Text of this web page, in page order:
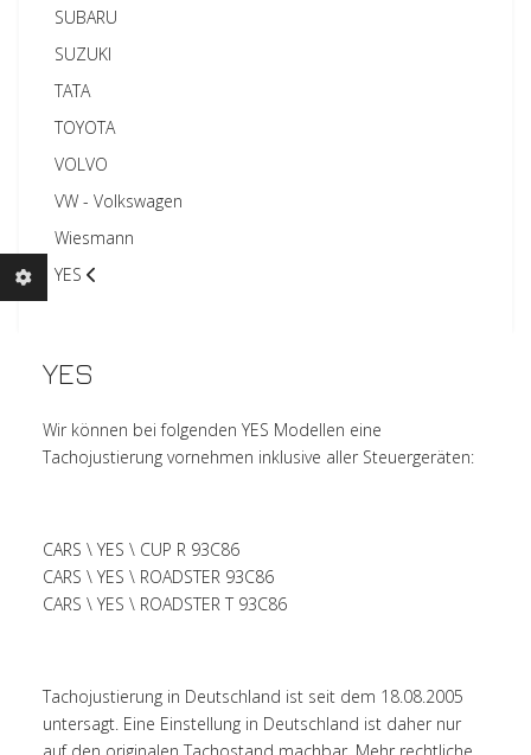
SUBARU
SUZUKI
TATA
TOYOTA
VOLVO
VW - Volkswagen
Wiesmann
YES
YES
Wir können bei folgenden YES Modellen eine
Tachojustierung vornehmen inklusive aller Steuergeräten:
CARS \ YES \ CUP R 93C86
CARS \ YES \ ROADSTER 93C86
CARS \ YES \ ROADSTER T 93C86
Tachojustierung in Deutschland ist seit dem 18.08.2005
untersagt. Eine Einstellung in Deutschland ist daher nur